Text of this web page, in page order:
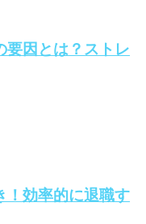
要因とは？ストレ
！効率的に退職す